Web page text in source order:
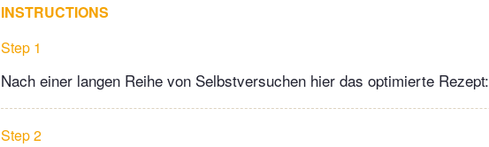
INSTRUCTIONS
Step 1
Nach einer langen Reihe von Selbstversuchen hier das optimierte Rezept:
Step 2